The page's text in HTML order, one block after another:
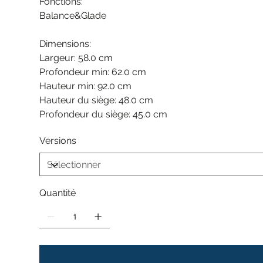
Balance&Glade
Dimensions:
Largeur: 58.0 cm
Profondeur min: 62.0 cm
Hauteur min: 92.0 cm
Hauteur du siège: 48.0 cm
Profondeur du siège: 45.0 cm
Versions
Quantité